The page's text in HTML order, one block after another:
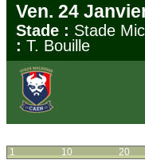
Ven. 24
Stade : Stade
: T. Bouille
1 10 20